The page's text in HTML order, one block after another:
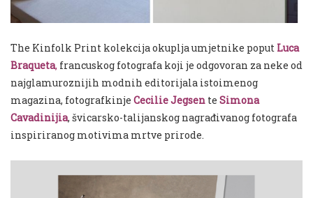
The Kinfolk Print kolekcija okuplja umjetnike poput Luca
Braqueta, francuskog fotografa koji je odgovoran za neke od
najglamuroznijih modnih editorijala istoimenog
magazina, fotografkinje Cecilie Jegsen te Simona
Cavadinijia, švicarsko-talijanskog nagrađivanog fotografa
inspiriranog motivima mrtve prirode.